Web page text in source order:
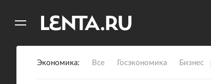
Экономика Все Госэкономика Бизнес